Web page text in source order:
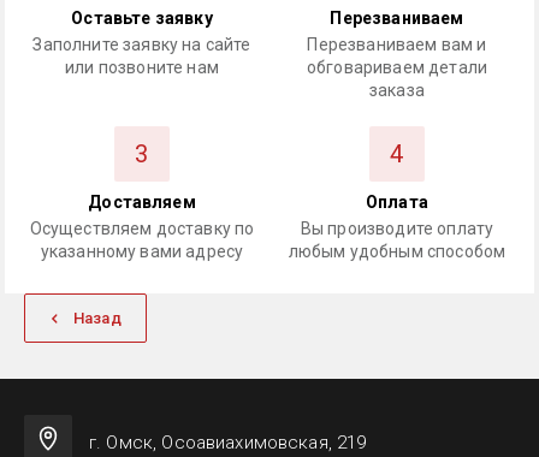
Оставьте заявку
Заполните заявку на сайте
или позвоните нам
Перезваниваем
Перезваниваем вам и
обговариваем детали
заказа
3
Доставляем
Осуществляем доставку по
указанному вами адресу
4
Оплата
Вы производите оплату
любым удобным способом
Назад
г. Омск, Осоавиахимовская, 219